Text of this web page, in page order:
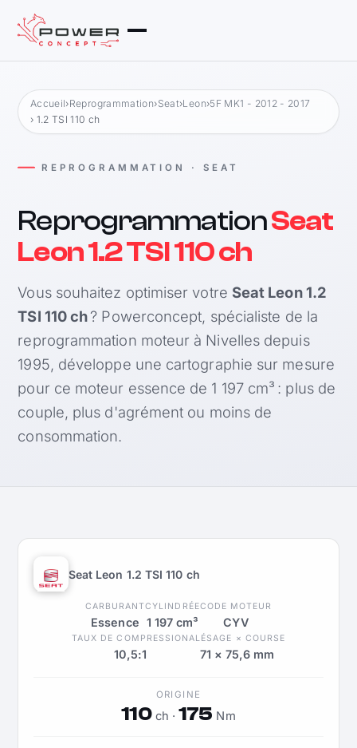
Accueil›Reprogrammation›Seat›Leon›5F MK1 - 2012 - 2017
› 1.2 TSI 110 ch
REPROGRAMMATION · SEAT
ReprogrammationSeat
Leon 1.2 TSI 110 ch
Vous souhaitez optimiser votre Seat Leon 1.2
TSI 110 ch? Powerconcept, spécialiste de la
reprogrammation moteur à Nivelles depuis
1995, développe une cartographie sur mesure
pour ce moteur essence de 1 197 cm³ : plus de
couple, plus d'agrément ou moins de
consommation.
Seat Leon 1.2 TSI 110 ch
CARBURANT
Essence
CYLINDRÉE
1 197 cm³
CODE MOTEUR
CYV
TAUX DE COMPRESSION
10,5:1
ALÉSAGE × COURSE
71 × 75,6 mm
ORIGINE
110ch ·175 Nm